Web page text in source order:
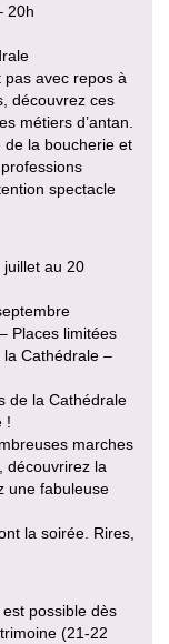
20h
pas avec repos à
découvrez ces
métiers d’antan.
de la boucherie et
spectacle
juillet au 20
Places limitées
Cathédrale –
de la Cathédrale
!
marches
découvrirez la
une fabuleuse
la soirée. Rires,
possible dès
(21-22